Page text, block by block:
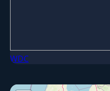
WDC